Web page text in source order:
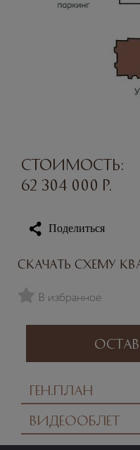
Стоимость:
62 304 000 р.
Поделиться
Скачать схему
В избранное
Ген.план
Видеооблет